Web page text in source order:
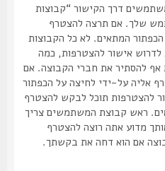
דרך הקישור “קבוצות
אם תרצה להצטרף
המתאים. לא כל הקבוצות
אישור להצטרפות, כמה
להסתיר את חברי הקבוצה. אם
על-ידי לחיצה על הכפתור
תוכל לבקש להצטרף
קבוצת המשתמשים צריך
אתה רוצה להצטרף
אם הוא דחה את בקשתך.